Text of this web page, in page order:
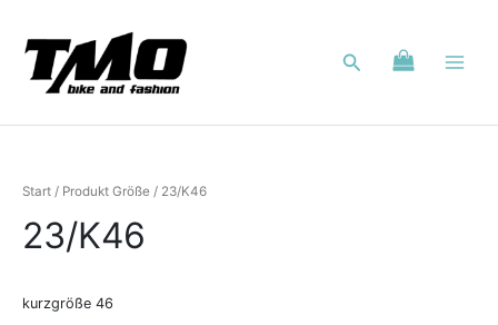
springen
Suchen
Start / Produkt Größe / 23/K46
23/K46
kurzgröße 46